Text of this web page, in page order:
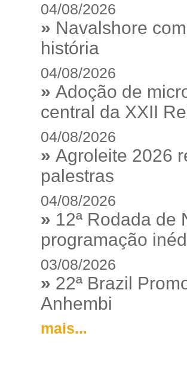
04/08/2026
» Navalshore
história
04/08/2026
» Adoção de
central da XXII
04/08/2026
» Agroleite 2026
palestras
04/08/2026
» 12ª Rodada de
programação
03/08/2026
» 22ª Brazil
Anhembi
mais...